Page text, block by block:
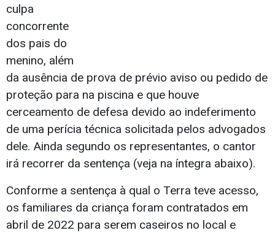
culpa
concorrente
dos pais do
menino, além
da ausência de prova de prévio aviso ou pedido de
proteção para na piscina e que houve
cerceamento de defesa devido ao indeferimento
de uma perícia técnica solicitada pelos advogados
dele. Ainda segundo os representantes, o cantor
irá recorrer da sentença (veja na íntegra abaixo).
Conforme a sentença à qual o Terra teve acesso,
os familiares da criança foram contratados em
abril de 2022 para serem caseiros no local e